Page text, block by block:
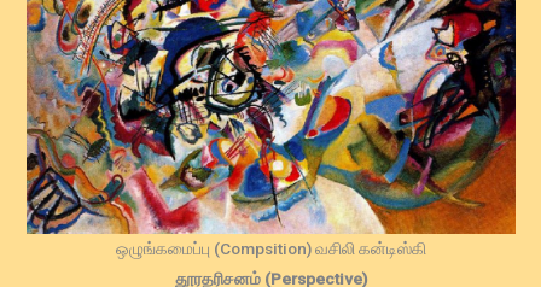
ஒழுங்கமைப்பு (Compsition) வசிலி கன்டிஸ்கி
தூரதரிசனம் (Perspective)